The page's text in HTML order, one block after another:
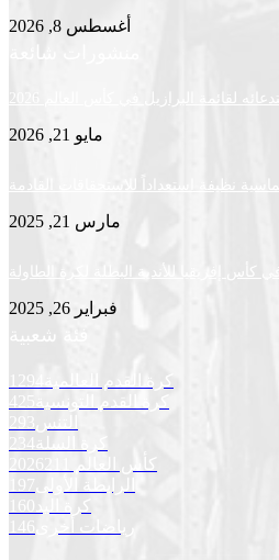
أغسطس 8, 2026
منشورات شائعة
لقائمة البرازيل في كأس العالم 2026
مايو 21, 2026
نظيفة استعداداً للاستحقاقات القادمة
مارس 21, 2025
كأس إفريقيا للأندية البطلة لكرة الطاولة
فبراير 26, 2025
فئة شعبية
كرة القدم العالمية
1294
كرة القدم التونسية
425
التنس
293
كرة السلة234
كأس العالم 2026
الرابطة الأولى 197
كرة اليد 160
رياضات أخرى 146